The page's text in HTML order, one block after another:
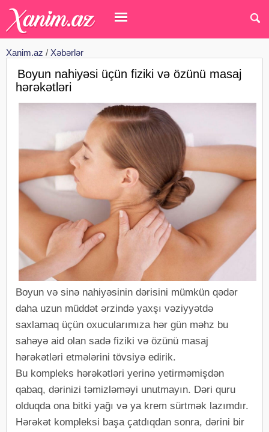
Xanim.az / Xəbərlər
Boyun nahiyəsi üçün fiziki və özünü masaj
hərəkətləri
Boyun və sinə nahiyəsinin dərisini mümkün qədər
daha uzun müddət ərzində yaxşı vəziyyətdə
saxlamaq üçün oxucularımıza hər gün məhz bu
sahəyə aid olan sadə fiziki və özünü masaj
hərəkətləri etmələrini tövsiyə edirik.
Bu kompleks hərəkətləri yerinə yetirməmişdən
qabaq, dərinizi təmizləməyi unutmayın. Dəri quru
olduqda ona bitki yağı və ya krem sürtmək lazımdır.
Hərəkət kompleksi başa çatdıqdan sonra, dərini bir